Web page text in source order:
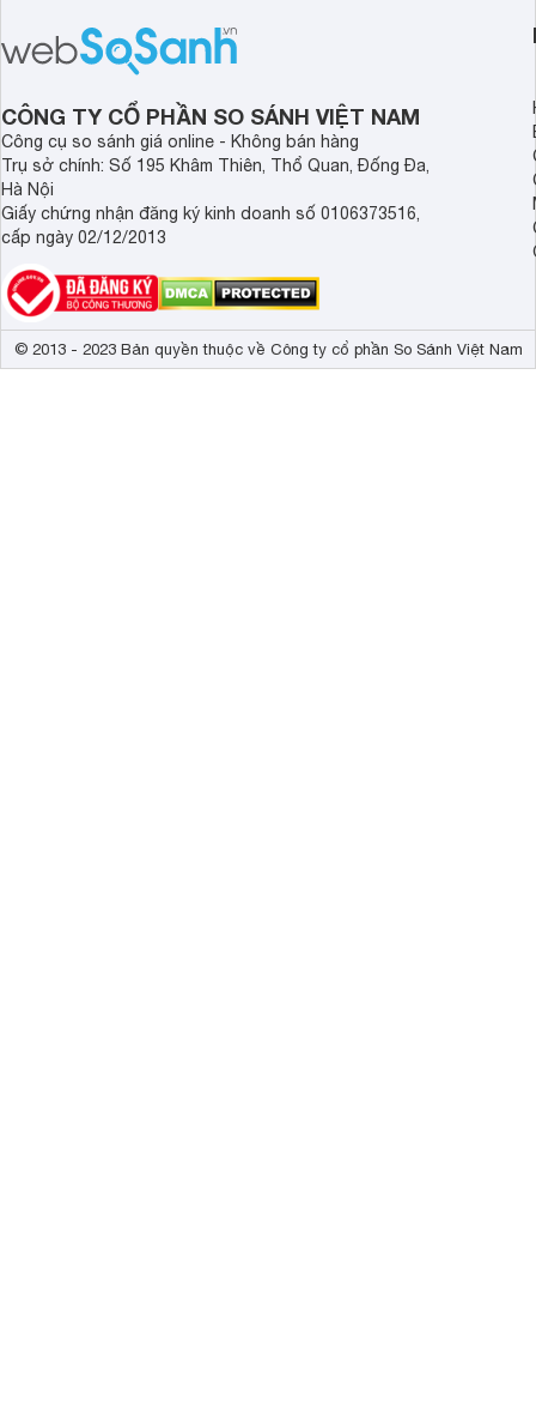
CÔNG TY CỔ PHẦN SO SÁNH VIỆT NAM
Công cụ so sánh giá online - Không bán hàng
Trụ sở chính: Số 195 Khâm Thiên, Thổ Quan, Đống Đa,
Hà Nội
Giấy chứng nhận đăng ký kinh doanh số 0106373516,
cấp ngày 02/12/2013
© 2013 - 2023 Bản quyền thuộc về Công ty cổ phần So Sánh Việt Nam